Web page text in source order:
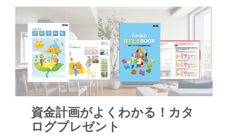
資金計画がよくわかる！カタ
ログプレゼント